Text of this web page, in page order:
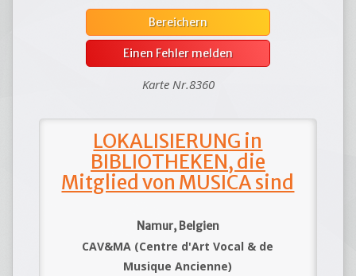
Bereichern
Einen Fehler melden
Karte Nr.8360
LOKALISIERUNG in
BIBLIOTHEKEN, die
Mitglied von MUSICA sind
Namur, Belgien
CAV&MA (Centre d'Art Vocal & de
Musique Ancienne)